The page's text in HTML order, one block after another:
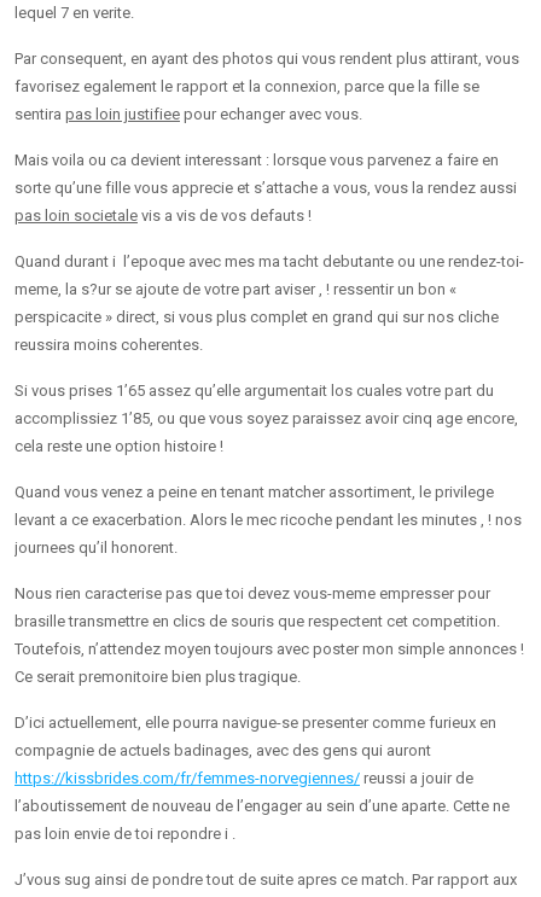
lequel 7 en verite.
Par consequent, en ayant des photos qui vous rendent plus attirant, vous
favorisez egalement le rapport et la connexion, parce que la fille se
sentira pas loin justifiee pour echanger avec vous.
Mais voila ou ca devient interessant : lorsque vous parvenez a faire en
sorte qu’une fille vous apprecie et s’attache a vous, vous la rendez aussi
pas loin societale vis a vis de vos defauts !
Quand durant i l’epoque avec mes ma tacht debutante ou une rendez-toi-
meme, la s?ur se ajoute de votre part aviser , ! ressentir un bon «
perspicacite » direct, si vous plus complet en grand qui sur nos cliche
reussira moins coherentes.
Si vous prises 1’65 assez qu’elle argumentait los cuales votre part du
accomplissiez 1’85, ou que vous soyez paraissez avoir cinq age encore,
cela reste une option histoire !
Quand vous venez a peine en tenant matcher assortiment, le privilege
levant a ce exacerbation. Alors le mec ricoche pendant les minutes , ! nos
journees qu’il honorent.
Nous rien caracterise pas que toi devez vous-meme empresser pour
brasille transmettre en clics de souris que respectent cet competition.
Toutefois, n’attendez moyen toujours avec poster mon simple annonces !
Ce serait premonitoire bien plus tragique.
D’ici actuellement, elle pourra navigue-se presenter comme furieux en
compagnie de actuels badinages, avec des gens qui auront
https://kissbrides.com/fr/femmes-norvegiennes/ reussi a jouir de
l’aboutissement de nouveau de l’engager au sein d’une aparte. Cette ne
pas loin envie de toi repondre i .
J’vous sug ainsi de pondre tout de suite apres ce match. Par rapport aux